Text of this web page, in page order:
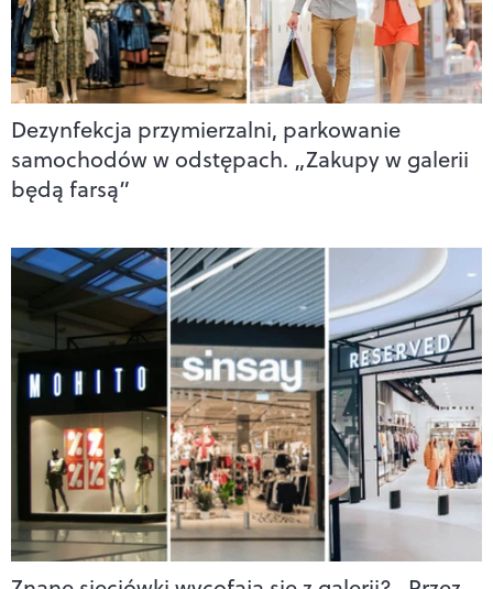
Dezynfekcja przymierzalni, parkowanie
samochodów w odstępach. „Zakupy w galerii
będą farsą”